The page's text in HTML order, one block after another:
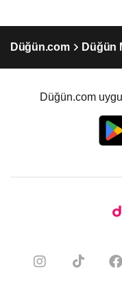
Düğün.com Düğün
Düğün.com